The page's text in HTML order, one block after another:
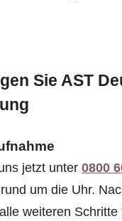
Sie AST
jetzt unter 0800
um die Uhr.
weiteren Schritte